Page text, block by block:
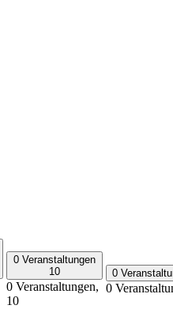
0 Veranstaltungen
10
0 Veranstaltungen,
10
0
0